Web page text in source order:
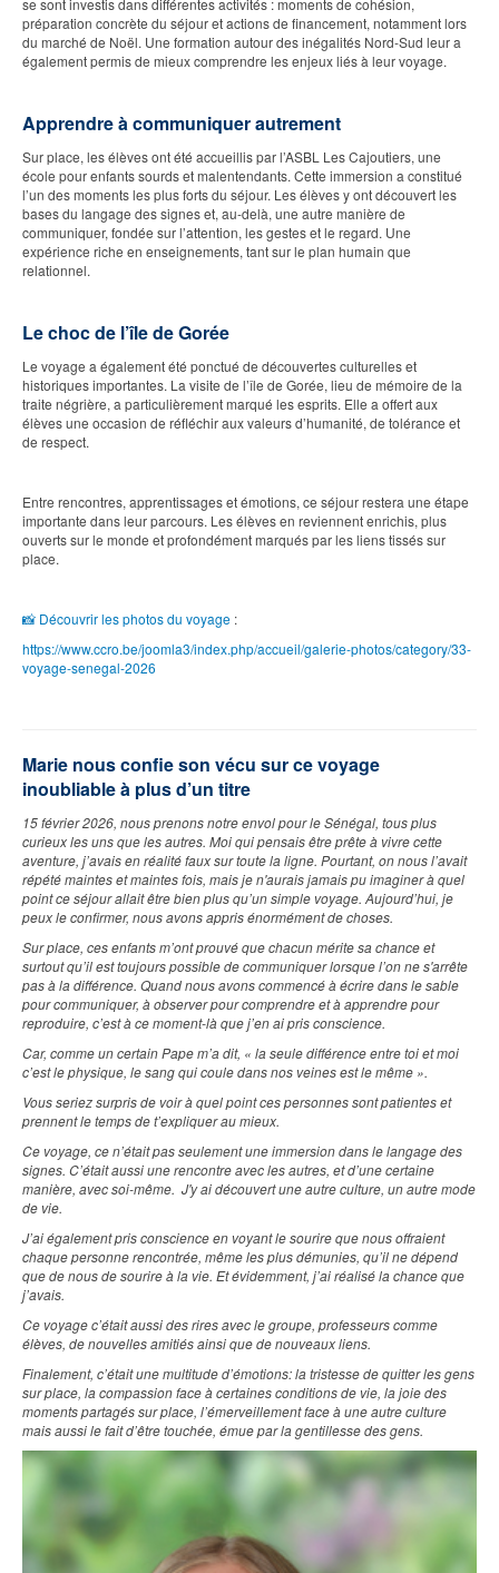
préparation concrète du séjour et actions de financement, notamment lors
du marché de Noël. Une formation autour des inégalités Nord-Sud leur a
également permis de mieux comprendre les enjeux liés à leur voyage.
Apprendre à communiquer autrement
Sur place, les élèves ont été accueillis par l’ASBL Les Cajoutiers, une
école pour enfants sourds et malentendants. Cette immersion a constitué
l’un des moments les plus forts du séjour. Les élèves y ont découvert les
bases du langage des signes et, au-delà, une autre manière de
communiquer, fondée sur l’attention, les gestes et le regard. Une
expérience riche en enseignements, tant sur le plan humain que
relationnel.
Le choc de l’île de Gorée
Le voyage a également été ponctué de découvertes culturelles et
historiques importantes. La visite de l’île de Gorée, lieu de mémoire de la
traite négrière, a particulièrement marqué les esprits. Elle a offert aux
élèves une occasion de réfléchir aux valeurs d’humanité, de tolérance et
de respect.
Entre rencontres, apprentissages et émotions, ce séjour restera une étape
importante dans leur parcours. Les élèves en reviennent enrichis, plus
ouverts sur le monde et profondément marqués par les liens tissés sur
place.
📸 Découvrir les photos du voyage :
https://www.ccro.be/joomla3/index.php/accueil/galerie-photos/category/33-
voyage-senegal-2026
Marie nous confie son vécu sur ce voyage
inoubliable à plus d’un titre
15 février 2026, nous prenons notre envol pour le Sénégal, tous plus
curieux les uns que les autres. Moi qui pensais être prête à vivre cette
aventure, j’avais en réalité faux sur toute la ligne. Pourtant, on nous l’avait
répété maintes et maintes fois, mais je n'aurais jamais pu imaginer à quel
point ce séjour allait être bien plus qu’un simple voyage. Aujourd’hui, je
peux le confirmer, nous avons appris énormément de choses.
Sur place, ces enfants m’ont prouvé que chacun mérite sa chance et
surtout qu’il est toujours possible de communiquer lorsque l’on ne s'arrête
pas à la différence. Quand nous avons commencé à écrire dans le sable
pour communiquer, à observer pour comprendre et à apprendre pour
reproduire, c’est à ce moment-là que j’en ai pris conscience.
Car, comme un certain Pape m’a dit, « la seule différence entre toi et moi
c’est le physique, le sang qui coule dans nos veines est le même ».
Vous seriez surpris de voir à quel point ces personnes sont patientes et
prennent le temps de t’expliquer au mieux.
Ce voyage, ce n’était pas seulement une immersion dans le langage des
signes. C’était aussi une rencontre avec les autres, et d’une certaine
manière, avec soi-même. J'y ai découvert une autre culture, un autre mode
de vie.
J’ai également pris conscience en voyant le sourire que nous offraient
chaque personne rencontrée, même les plus démunies, qu’il ne dépend
que de nous de sourire à la vie. Et évidemment, j’ai réalisé la chance que
j’avais.
Ce voyage c’était aussi des rires avec le groupe, professeurs comme
élèves, de nouvelles amitiés ainsi que de nouveaux liens.
Finalement, c’était une multitude d’émotions: la tristesse de quitter les gens
sur place, la compassion face à certaines conditions de vie, la joie des
moments partagés sur place, l’émerveillement face à une autre culture
mais aussi le fait d’être touchée, émue par la gentillesse des gens.